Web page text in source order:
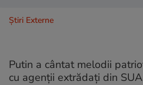
Știri Externe
Putin a cântat melodii
cu agenţii extrădaţi din SUA